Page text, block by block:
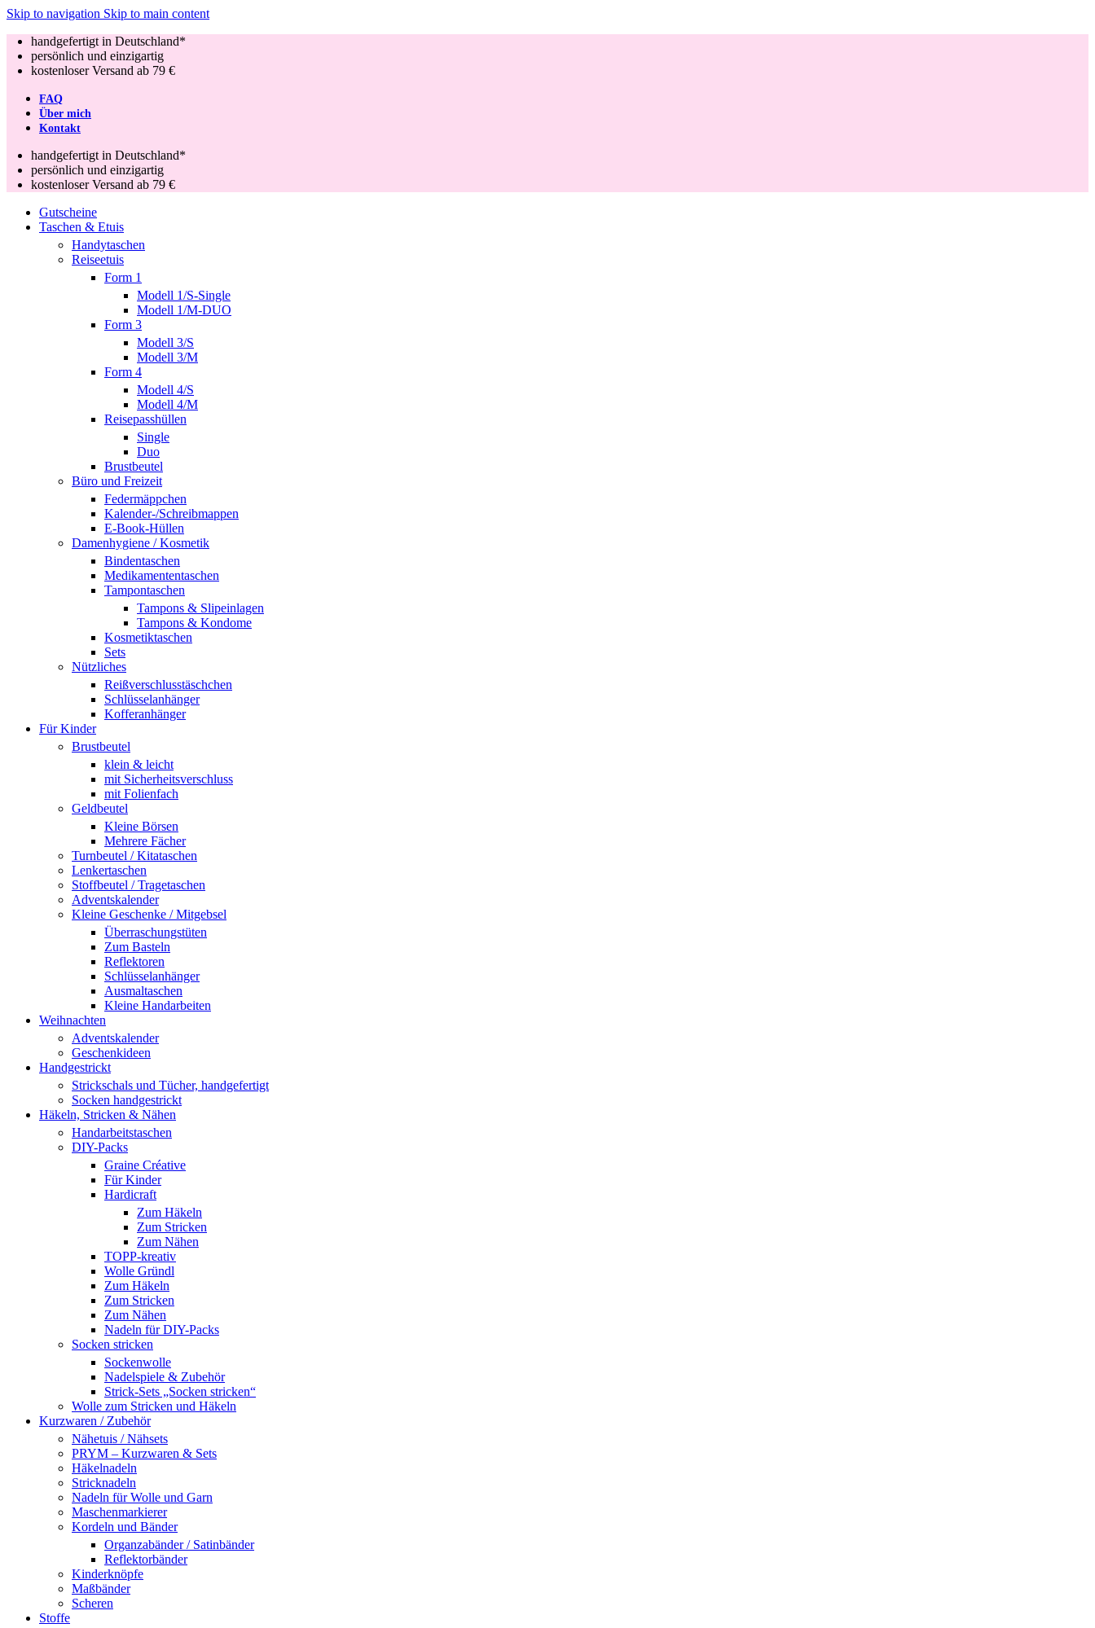
Skip to navigation Skip to main content
handgefertigt in Deutschland*
persönlich und einzigartig
kostenloser Versand ab 79 €
FAQ
Über mich
Kontakt
handgefertigt in Deutschland*
persönlich und einzigartig
kostenloser Versand ab 79 €
Gutscheine
Taschen & Etuis
Handytaschen
Reiseetuis
Form 1
Modell 1/S-Single
Modell 1/M-DUO
Form 3
Modell 3/S
Modell 3/M
Form 4
Modell 4/S
Modell 4/M
Reisepasshüllen
Single
Duo
Brustbeutel
Büro und Freizeit
Federmäppchen
Kalender-/Schreibmappen
E-Book-Hüllen
Damenhygiene / Kosmetik
Bindentaschen
Medikamententaschen
Tampontaschen
Tampons & Slipeinlagen
Tampons & Kondome
Kosmetiktaschen
Sets
Nützliches
Reißverschlusstäschchen
Schlüsselanhänger
Kofferanhänger
Für Kinder
Brustbeutel
klein & leicht
mit Sicherheitsverschluss
mit Folienfach
Geldbeutel
Kleine Börsen
Mehrere Fächer
Turnbeutel / Kitataschen
Lenkertaschen
Stoffbeutel / Tragetaschen
Adventskalender
Kleine Geschenke / Mitgebsel
Überraschungstüten
Zum Basteln
Reflektoren
Schlüsselanhänger
Ausmaltaschen
Kleine Handarbeiten
Weihnachten
Adventskalender
Geschenkideen
Handgestrickt
Strickschals und Tücher, handgefertigt
Socken handgestrickt
Häkeln, Stricken & Nähen
Handarbeitstaschen
DIY-Packs
Graine Créative
Für Kinder
Hardicraft
Zum Häkeln
Zum Stricken
Zum Nähen
TOPP-kreativ
Wolle Gründl
Zum Häkeln
Zum Stricken
Zum Nähen
Nadeln für DIY-Packs
Socken stricken
Sockenwolle
Nadelspiele & Zubehör
Strick-Sets „Socken stricken“
Wolle zum Stricken und Häkeln
Kurzwaren / Zubehör
Nähetuis / Nähsets
PRYM – Kurzwaren & Sets
Häkelnadeln
Stricknadeln
Nadeln für Wolle und Garn
Maschenmarkierer
Kordeln und Bänder
Organzabänder / Satinbänder
Reflektorbänder
Kinderknöpfe
Maßbänder
Scheren
Stoffe